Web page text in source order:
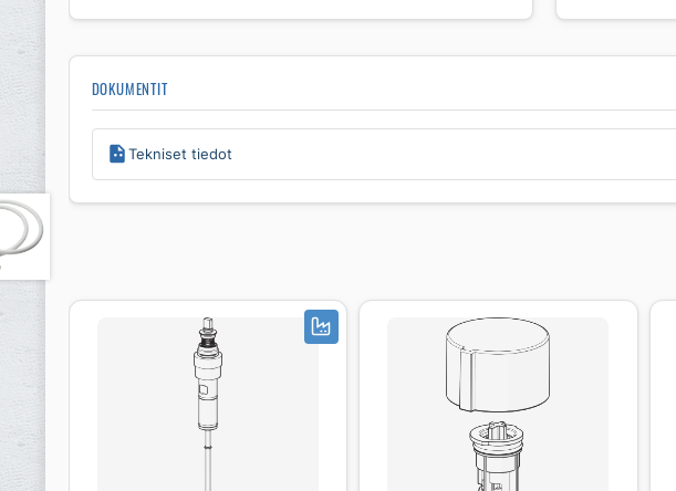
DOKUMENTIT
Tekniset tiedot